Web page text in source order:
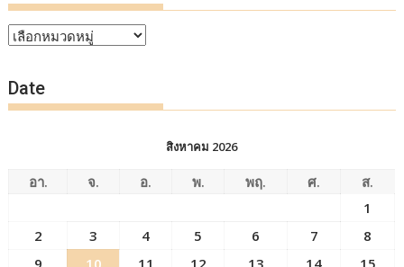
หัวข้อ
Date
สิงหาคม 2026
อา. จ. อ. พ. พฤ. ศ.
ส.
1
2
3 4 5 6 7
8